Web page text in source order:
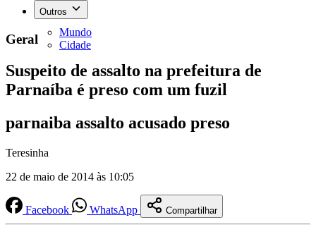
Outros
Mundo
Cidade
Geral
Suspeito de assalto na prefeitura de
Parnaíba é preso com um fuzil
parnaiba assalto acusado preso
Teresinha
22 de maio de 2014 às 10:05
Facebook WhatsApp Compartilhar